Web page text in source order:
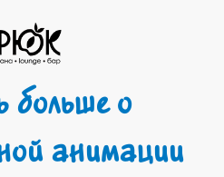
больше о
анимации